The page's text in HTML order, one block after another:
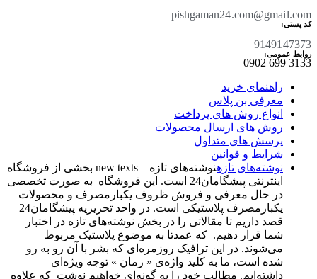
pishgaman24.com@gmail.com
کد پستی:
9149147373
روابط عمومی:
3133 699 0902​
راهنمای خرید
معرفی بن پلاس
انواع روش های پرداخت
روش های ارسال محصولات
پرسش های متداول
شرایط و قوانین
نوشته‌های تازه
نوشته‌های تازه – new texts بخشی از فروشگاه
اینترنتی پیشگامان24 است. این فروشگاه به صورت تخصصی
در حال معرفی و فروش ظروف یکبارمصرف و محصولات
قصد داریم تا مقالاتی را در بخش نوشته‌های تازه در اختبار
شما قرار دهیم. که عمدتا به موضوع پلاستیک مربوط
می‌شوند. در این ترافیک روزمره‌ای که بشر با آن رو به رو
شده است، ما به کلید واژه‌ی « زمان » توجه ویژه‌ای
داشته‌ایم. مطالب خود را به گونه‌ای خواهیم نوشت که علاوه